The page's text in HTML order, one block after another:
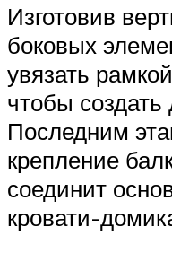
Изготовив
боковых
увязать
чтобы
Последним
крепление
соединит
кровати-